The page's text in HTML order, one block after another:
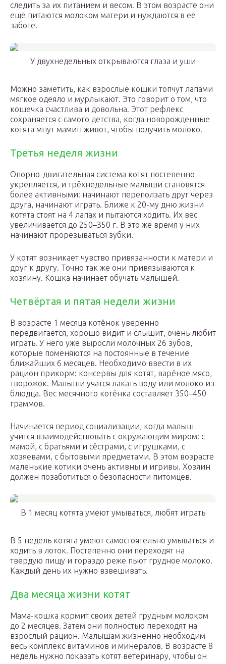
следить за их питанием и весом. В этом возрасте они
ещё питаются молоком матери и нуждаются в её
заботе.
У двухнедельных открываются глаза и уши
Можно заметить, как взрослые кошки топчут лапами
мягкое одеяло и мурлыкают. Это говорит о том, что
кошечка счастлива и довольна. Этот рефлекс
сохраняется с самого детства, когда новорожденные
котята мнут мамин живот, чтобы получить молоко.
Третья неделя жизни
Опорно-двигательная система котят постепенно
укрепляется, и трёхнедельные малыши становятся
более активными: начинают переползать друг через
друга, начинают играть. Ближе к 20-му дню жизни
котята стоят на 4 лапах и пытаются ходить. Их вес
увеличивается до 250–350 г. В это же время у них
начинают прорезываться зубки.
У котят возникает чувство привязанности к матери и
друг к другу. Точно так же они привязываются к
хозяину. Кошка начинает обучать малышей.
Четвёртая и пятая недели жизни
В возрасте 1 месяца котёнок уверенно
передвигается, хорошо видит и слышит, очень любит
играть. У него уже выросли молочных 26 зубов,
которые поменяются на постоянные в течение
ближайших 6 месяцев. Необходимо ввести в их
рацион прикорм: консервы для котят, варёное мясо,
творожок. Малыши учатся лакать воду или молоко из
блюдца. Вес месячного котёнка составляет 350–450
граммов.
Начинается период социализации, когда малыш
учится взаимодействовать с окружающим миром: с
мамой, с братьями и сёстрами, с игрушками, с
хозяевами, с бытовыми предметами. В этом возрасте
маленькие котики очень активны и игривы. Хозяин
должен позаботиться о безопасности питомцев.
В 1 месяц котята умеют умываться, любят играть
В 5 недель котята умеют самостоятельно умываться и
ходить в лоток. Постепенно они переходят на
твёрдую пищу и гораздо реже пьют грудное молоко.
Каждый день их нужно взвешивать.
Два месяца жизни котят
Мама-кошка кормит своих детей грудным молоком
до 2 месяцев. Затем они полностью переходят на
взрослый рацион. Малышам жизненно необходим
весь комплекс витаминов и минералов. В возрасте 8
недель нужно показать котят ветеринару, чтобы он